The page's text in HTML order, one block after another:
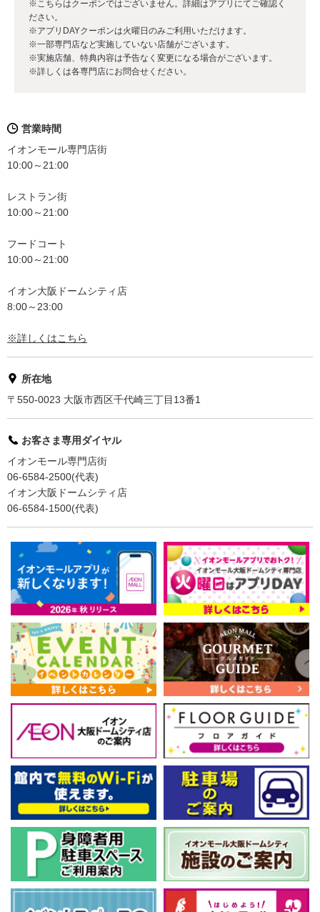
※こちらはクーポンではございません。詳細はアプリにてご確認く
ださい。
※アプリDAYクーポンは火曜日のみご利用いただけます。
※一部専門店など実施していない店舗がございます。
※実施店舗、特典内容は予告なく変更になる場合がございます。
※詳しくは各専門店にお問合せください。
営業時間
イオンモール専門店街
10:00～21:00
レストラン街
10:00～21:00
フードコート
10:00～21:00
イオン大阪ドームシティ店
8:00～23:00
※詳しくはこちら
所在地
〒550-0023 大阪市西区千代崎三丁目13番1
お客さま専用ダイヤル
イオンモール専門店街
06-6584-2500(代表)
イオン大阪ドームシティ店
06-6584-1500(代表)